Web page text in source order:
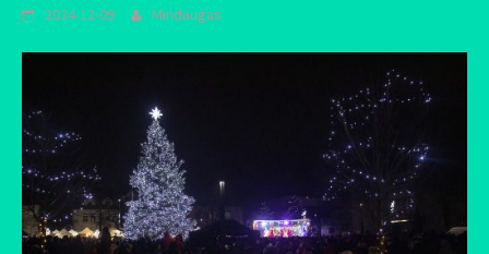
2024-12-09 Mindaugas